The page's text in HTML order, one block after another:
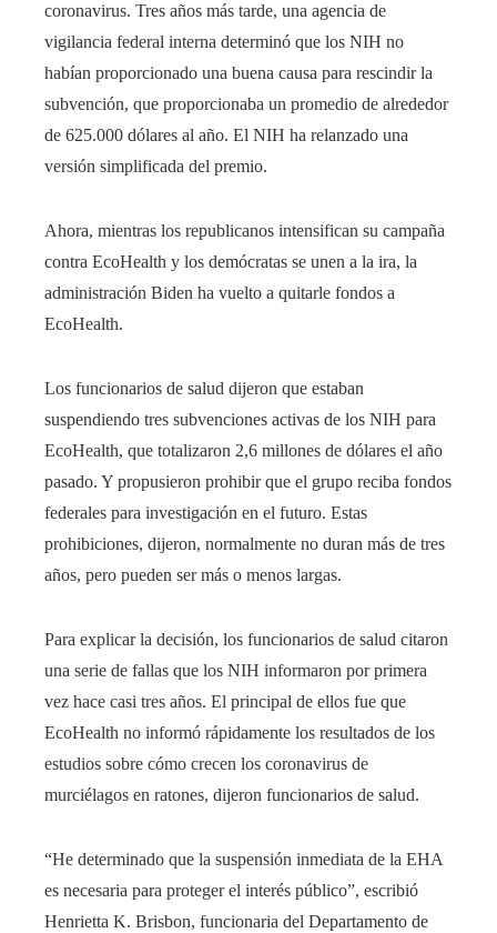
coronavirus. Tres años más tarde, una agencia de
vigilancia federal interna determinó que los NIH no
habían proporcionado una buena causa para rescindir la
subvención, que proporcionaba un promedio de alrededor
de 625.000 dólares al año. El NIH ha relanzado una
versión simplificada del premio.
Ahora, mientras los republicanos intensifican su campaña
contra EcoHealth y los demócratas se unen a la ira, la
administración Biden ha vuelto a quitarle fondos a
EcoHealth.
Los funcionarios de salud dijeron que estaban
suspendiendo tres subvenciones activas de los NIH para
EcoHealth, que totalizaron 2,6 millones de dólares el año
pasado. Y propusieron prohibir que el grupo reciba fondos
federales para investigación en el futuro. Estas
prohibiciones, dijeron, normalmente no duran más de tres
años, pero pueden ser más o menos largas.
Para explicar la decisión, los funcionarios de salud citaron
una serie de fallas que los NIH informaron por primera
vez hace casi tres años. El principal de ellos fue que
EcoHealth no informó rápidamente los resultados de los
estudios sobre cómo crecen los coronavirus de
murciélagos en ratones, dijeron funcionarios de salud.
“He determinado que la suspensión inmediata de la EHA
es necesaria para proteger el interés público”, escribió
Henrietta K. Brisbon, funcionaria del Departamento de